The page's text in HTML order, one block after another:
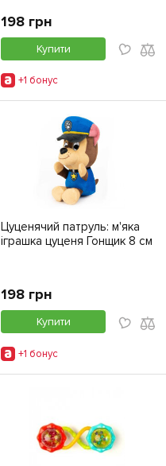
198 грн
Купити
+1 бонус
Цуценячий патруль: м'яка
іграшка цуценя Гонщик 8 см
198 грн
Купити
+1 бонус